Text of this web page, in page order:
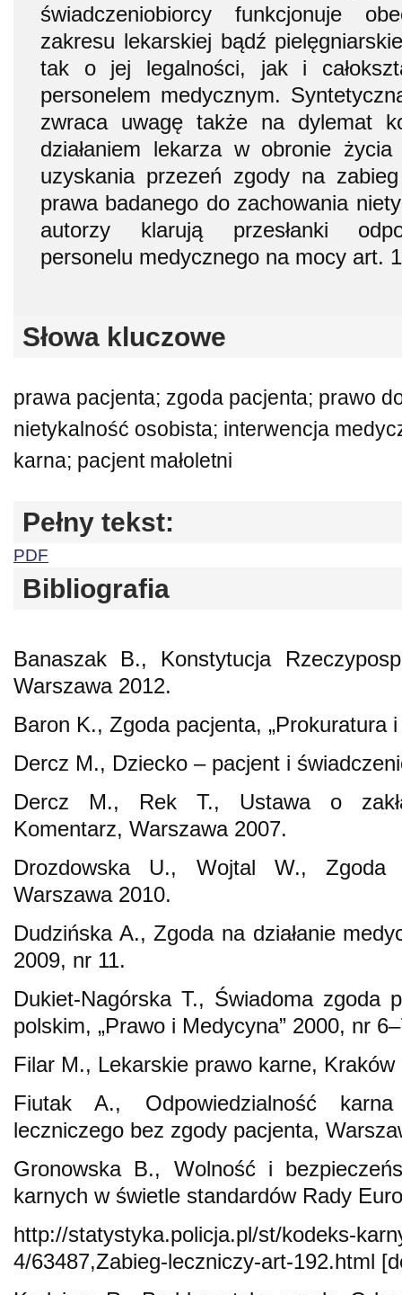
świadczeniobiorcy funkcjonuje
zakresu lekarskiej bądź
tak o jej legalności, jak i
personelem medycznym.
zwraca uwagę także na dylemat
działaniem lekarza w obronie
uzyskania przezeń zgody na
prawa badanego do zachowania
autorzy klarują przesłanki
personelu medycznego na mocy art.
Słowa kluczowe
prawa pacjenta; zgoda pacjenta; prawo
nietykalność osobista; interwencja
karna; pacjent małoletni
Pełny tekst:
PDF
Bibliografia
Banaszak B., Konstytucja
Warszawa 2012.
Baron K., Zgoda pacjenta, „Prokuratura
Dercz M., Dziecko – pacjent i
Dercz M., Rek T., Ustawa o
Komentarz, Warszawa 2007.
Drozdowska U., Wojtal W., Zgoda
Warszawa 2010.
Dudzińska A., Zgoda na działanie
2009, nr 11.
Dukiet-Nagórska T., Świadoma zgoda
polskim, „Prawo i Medycyna” 2000, nr
Filar M., Lekarskie prawo karne, Kraków
Fiutak A., Odpowiedzialność
leczniczego bez zgody pacjenta,
Gronowska B., Wolność i
karnych w świetle standardów Rady
http://statystyka.policja.pl/st/kodeks-
4/63487,Zabieg-leczniczy-art-192.html